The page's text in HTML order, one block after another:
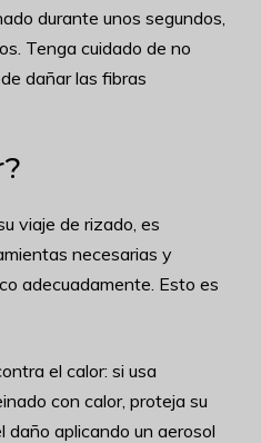
durante unos segundos,
Tenga cuidado de no
dañar las fibras
viaje de rizado, es
necesarias y
adecuadamente. Esto es
el calor: si usa
con calor, proteja su
daño aplicando un aerosol